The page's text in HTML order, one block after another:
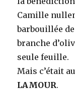
Camille
barbouillée
branche
seule feuille.
Mais c’était
LAMOUR.